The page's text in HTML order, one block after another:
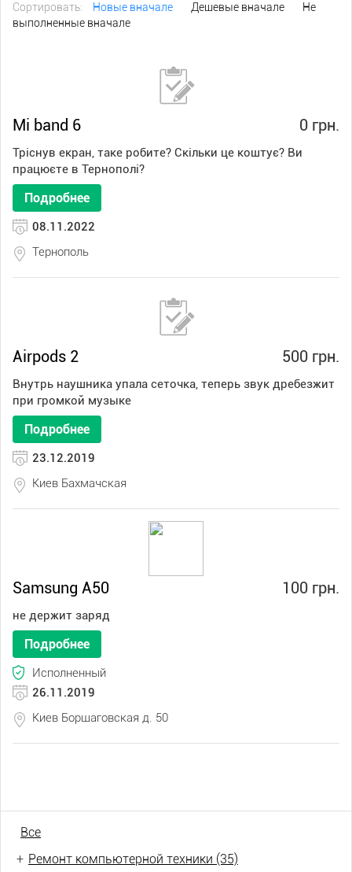
Сортировать: Новые вначале Дешевые вначале
Не
выполненные вначале
0 грн.
Mi band 6
Тріснув екран, таке робите? Скільки це коштує? Ви
працюєте в Тернополі?
Подробнее
08.11.2022
Тернополь
500 грн.
Airpods 2
Внутрь наушника упала сеточка, теперь звук дребезжит
при громкой музыке
Подробнее
23.12.2019
Киев Бахмачская
100 грн.
Samsung A50
не держит заряд
Подробнее
Исполненный
26.11.2019
Киев Борщаговская д. 50
Все
+ Ремонт компьютерной техники (35)